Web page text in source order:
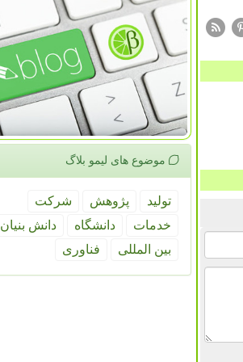
موضوع های لیمو بلاگ
تولید پژوهش
شركت
خدمات
دانشگاه
دانش بنیان
بین المللی
فناوری